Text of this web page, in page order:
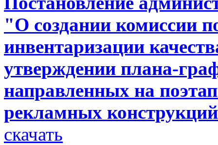
"О создании комиссии
инвентаризации
утверждении плана-
направленных на
рекламных
скачать